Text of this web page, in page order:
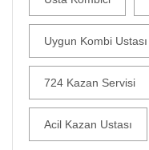
Uygun Kombi Ustası
724 Kazan Servisi
Acil Kazan Ustası